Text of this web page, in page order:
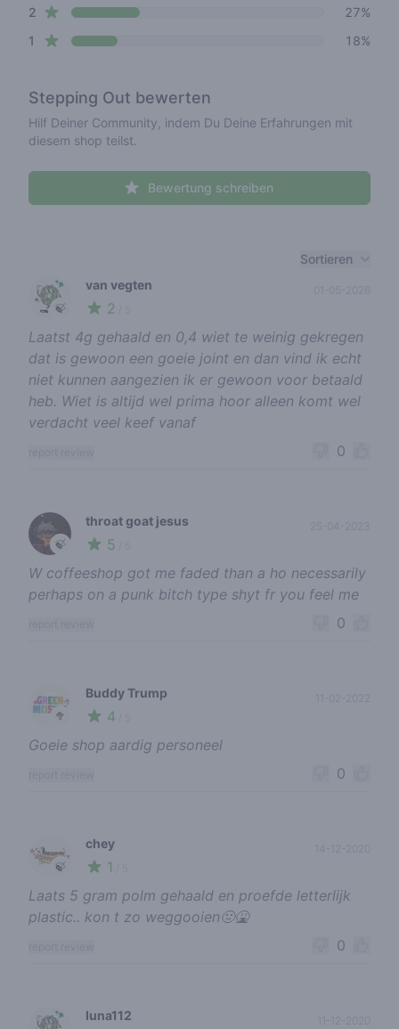
2 star reviews
27%
1 star reviews 18%
Stepping Out bewerten
Hilf Deiner Community, indem Du Deine Erfahrungen mit
diesem shop teilst.
Bewertung schreiben
Sortieren
🍃
van vegten
2
Laatst 4g gehaald en 0,4 wiet te weinig gekregen
dat is gewoon een goeie joint en dan vind ik echt
niet kunnen aangezien ik er gewoon voor betaald
heb. Wiet is altijd wel prima hoor alleen komt wel
verdacht veel keef vanaf
0
🍃
throat goat jesus
5
25-04-2023
W coffeeshop got me faded than a ho necessarily
perhaps on a punk bitch type shyt fr you feel me
0
🥦
Buddy Trump
4
Goeie shop aardig personeel
0
🍃
chey
1
Laats 5 gram polm gehaald en proefde letterlijk
plastic.. kon t zo weggooien🤢🤮
0
luna112